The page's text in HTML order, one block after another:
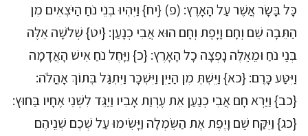
כָּל בָּשָׂר אֲשֶׁר עַל הָאָרֶץ: (פ) {יח} וַיִּהְיוּ בְנֵי נֹחַ הַיֹּצְאִים מִן
הַתֵּבָה שֵׁם וְחָם וָיָפֶת וְחָם הוּא אֲבִי כְנָעַן: {יט} שְׁלֹשָׁה אֵלֶּה
בְּנֵי נֹחַ וּמֵאֵלֶּה נָפְצָה כָל הָאָרֶץ: {כ} וַיָּחֶל נֹחַ אִישׁ הָאֲדָמָה
וַיִּטַּע כָּרֶם: {כא} וַיֵּשְׁתְּ מִן הַיַּיִן וַיִּשְׁכָּר וַיִּתְגַּל בְּתוֹךְ אָהֳלֹה:
{כב} וַיַּרְא חָם אֲבִי כְנַעַן אֵת עֶרְוַת אָבִיו וַיַּגֵּד לִשְׁנֵי אֶחָיו בַּחוּץ:
{כג} וַיִּקַּח שֵׁם וָיֶפֶת אֶת הַשִּׂמְלָה וַיָּשִׂימוּ עַל שְׁכֶם שְׁנֵיהֶם